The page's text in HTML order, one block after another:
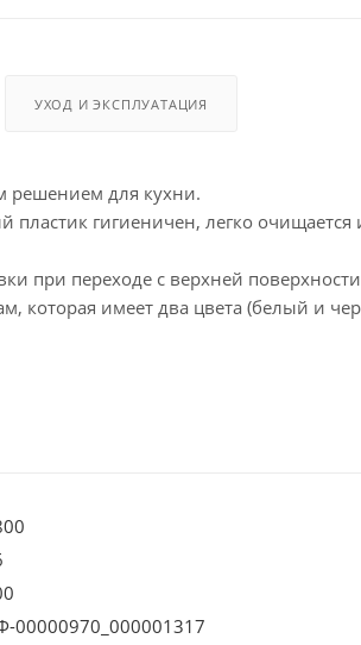
УХОД И ЭКСПЛУАТАЦИЯ
решением для кухни.
гигиеничен, легко очищается
при переходе с верхней
имеет два цвета (белый и
00000970_000001317